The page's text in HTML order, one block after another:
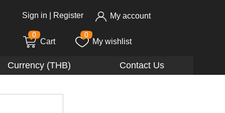
Sign in Register My account
0
Cart
0
My wishlist
Currency (THB) Contact Us